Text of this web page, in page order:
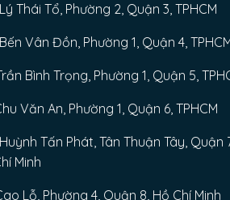
Thái Tổ, Phường 2, Quận 3, TPHCM
Vân Đồn, Phường 1, Quận 4,
Bình Trọng, Phường 1, Quận 5,
Văn An, Phường 1, Quận 6, TPHCM
Tấn Phát, Tân Thuận Tây, Quận
Minh
Lỗ, Phường 4, Quận 8, Hồ Chí Minh